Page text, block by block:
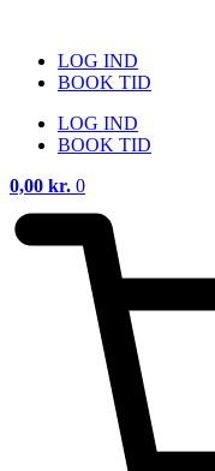
indholdLOG IND
BOOK TID
LOG IND
BOOK TID
0,00 kr. 0